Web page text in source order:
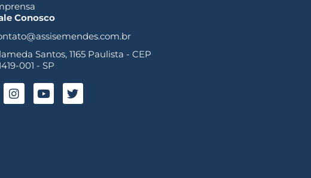
Conosco
Santos, 1165 Paulista - CEP
001 - SP